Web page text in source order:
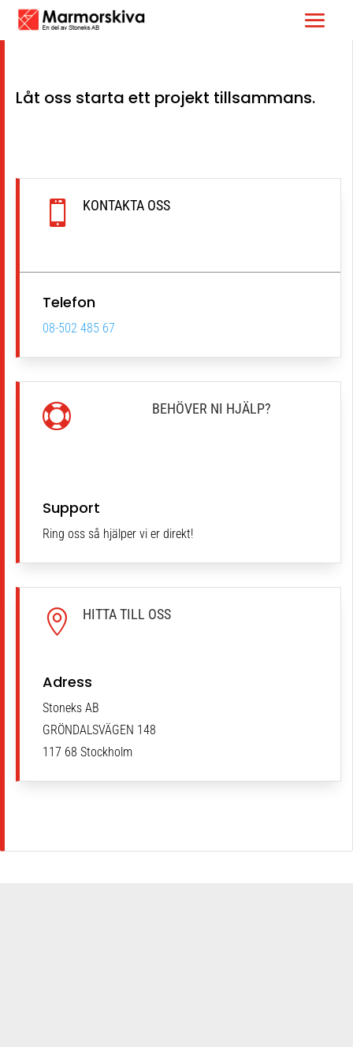
Låt oss starta ett projekt tillsammans.
 KONTAKTA OSS
Telefon
08-502 485 67
 BEHÖVER NI HJÄLP?
Support
Ring oss så hjälper vi er direkt!
 HITTA TILL OSS
Adress
Stoneks AB
GRÖNDALSVÄGEN 148
117 68 Stockholm